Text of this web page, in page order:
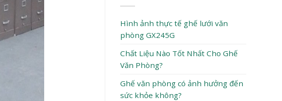
Hình ảnh thực tế ghế lưới văn
phòng GX245G
Chất Liệu Nào Tốt Nhất Cho Ghế
Văn Phòng?
Ghế văn phòng có ảnh hưởng đến
sức khỏe không?